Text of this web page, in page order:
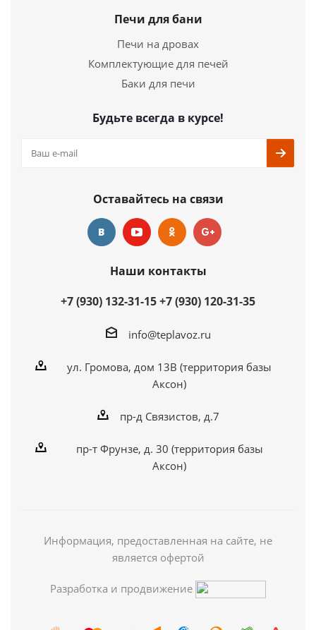
Подробнее
Купить в 1 клик
Печи для бани
Печи на дровах
Комплектующие для печей
Баки для печи
Будьте всегда в курсе!
Оставайтесь на связи
Наши контакты
+7 (930) 132-31-15+7 (930) 120-31-35
info@teplavoz.ru
ул. Громова, дом 13В (территория базы
Аксон)
пр-д Связистов, д.7
пр-т Фрунзе, д. 30 (территория базы
Аксон)
Информация, предоставленная на сайте, не
является офертой
Разработка и продвижение